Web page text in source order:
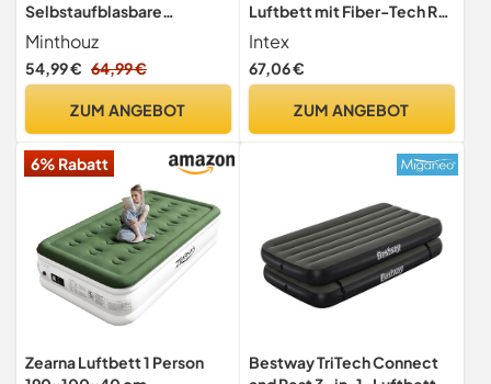
Selbstaufblasbare
luftmatratze, Isomatte
Selbstaufblasend mit
Integrierter Elektrischer
Verstärkte Camping
und Outdoor - 195 * 100 *
Minthouz
54,99 € 64,99 €
ZUM ANGEBOT
Luftbett mit Fiber-Tech RP,
aufgeblasene Größe: 152
cm x 203 cm x 46 cm
(64428ND)
Intex
67,06 €
ZUM ANGEBOT
6% Rabatt
Zearna Luftbett 1 Person
Bestway TriTech Connect